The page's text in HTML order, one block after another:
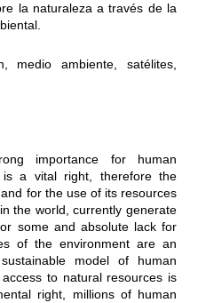
la naturaleza a través de la
medio ambiente, satélites,
importance for human
a vital right, therefore the
for the use of its resources
the world, currently generate
some and absolute lack for
of the environment are an
model of human
to natural resources is
right, millions of human